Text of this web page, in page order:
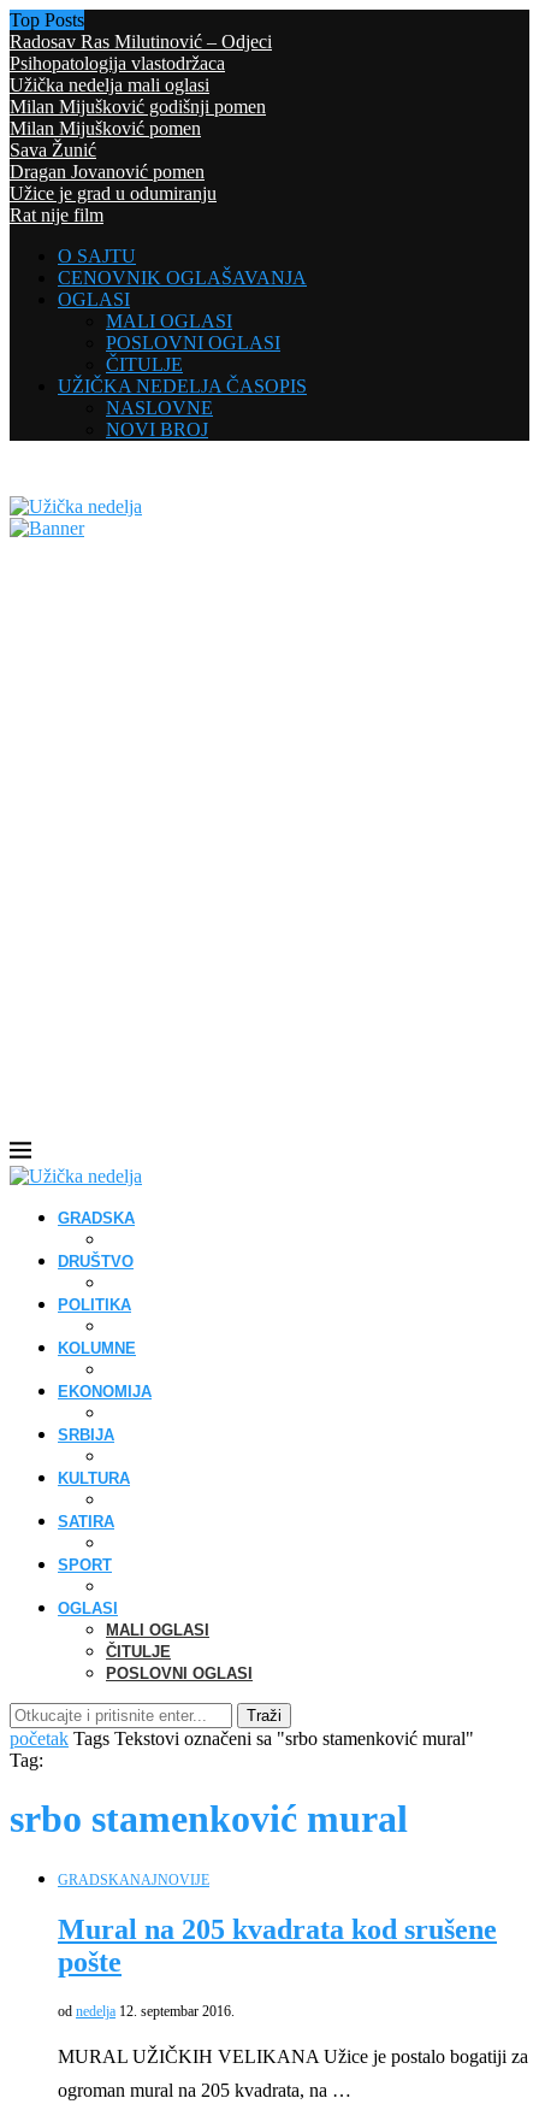
Top Posts
Radosav Ras Milutinović – Odjeci
Psihopatologija vlastodržaca
Užička nedelja mali oglasi
Milan Mijušković godišnji pomen
Milan Mijušković pomen
Sava Žunić
Dragan Jovanović pomen
Užice je grad u odumiranju
Rat nije film
O SAJTU
CENOVNIK OGLAŠAVANJA
OGLASI
MALI OGLASI
POSLOVNI OGLASI
ČITULJE
UŽIČKA NEDELJA ČASOPIS
NASLOVNE
NOVI BROJ
GRADSKA
DRUŠTVO
POLITIKA
KOLUMNE
EKONOMIJA
SRBIJA
KULTURA
SATIRA
SPORT
OGLASI
MALI OGLASI
ČITULJE
POSLOVNI OGLASI
Traži
početak Tags Tekstovi označeni sa "srbo stamenković mural"
Tag:
srbo stamenković mural
GRADSKANAJNOVIJE
Mural na 205 kvadrata kod srušene
pošte
od nedelja 12. septembar 2016.
MURAL UŽIČKIH VELIKANA Užice je postalo bogatiji za
ogroman mural na 205 kvadrata, na …